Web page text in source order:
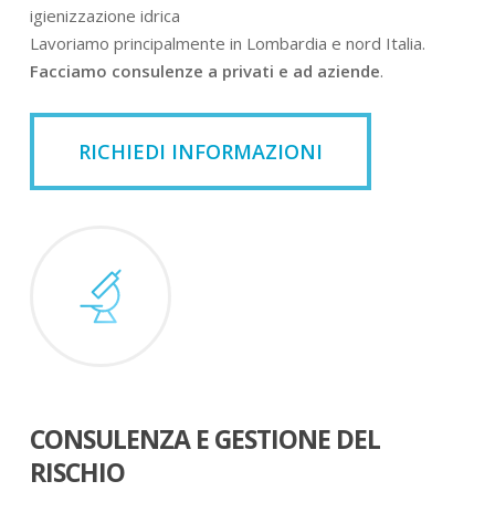
igienizzazione idrica
Lavoriamo principalmente in Lombardia e nord Italia.
Facciamo consulenze a privati e ad aziende.
RICHIEDI INFORMAZIONI
CONSULENZA E GESTIONE DEL
RISCHIO